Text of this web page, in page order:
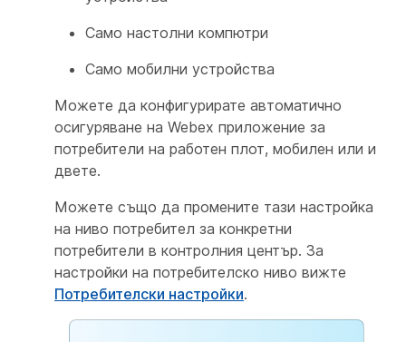
Само настолни компютри
Само мобилни устройства
Можете да конфигурирате автоматично
осигуряване на Webex приложение за
потребители на работен плот, мобилен или и
двете.
Можете също да промените тази настройка
на ниво потребител за конкретни
потребители в контролния център. За
настройки на потребителско ниво вижте
Потребителски настройки.